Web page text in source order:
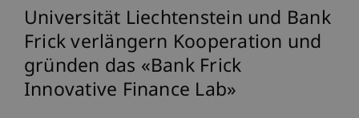
Universität Liechtenstein und Bank
Frick verlängern Kooperation und
gründen das «Bank Frick
Innovative Finance Lab»